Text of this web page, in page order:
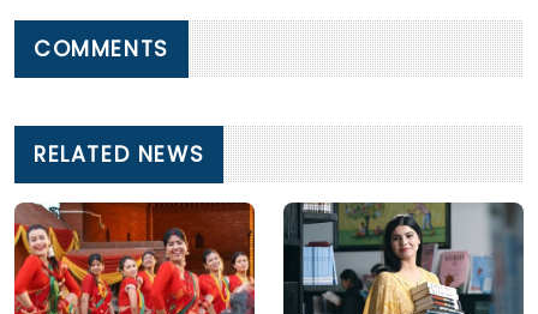
COMMENTS
RELATED NEWS